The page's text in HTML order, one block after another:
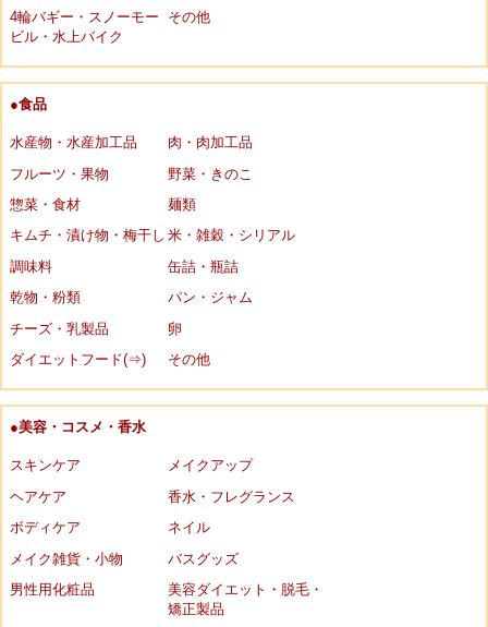
4輪バギー・スノーモー
ビル・水上バイク
その他
●食品
水産物・水産加工品
肉・肉加工品
フルーツ・果物
野菜・きのこ
惣菜・食材
麺類
キムチ・漬け物・梅干し 米・雑穀・シリアル
調味料
缶詰・瓶詰
乾物・粉類
パン・ジャム
チーズ・乳製品
卵
ダイエットフード(⇒)
その他
●美容・コスメ・香水
スキンケア
メイクアップ
ヘアケア
香水・フレグランス
ボディケア
ネイル
メイク雑貨・小物
バスグッズ
男性用化粧品
美容ダイエット・脱毛・
矯正製品